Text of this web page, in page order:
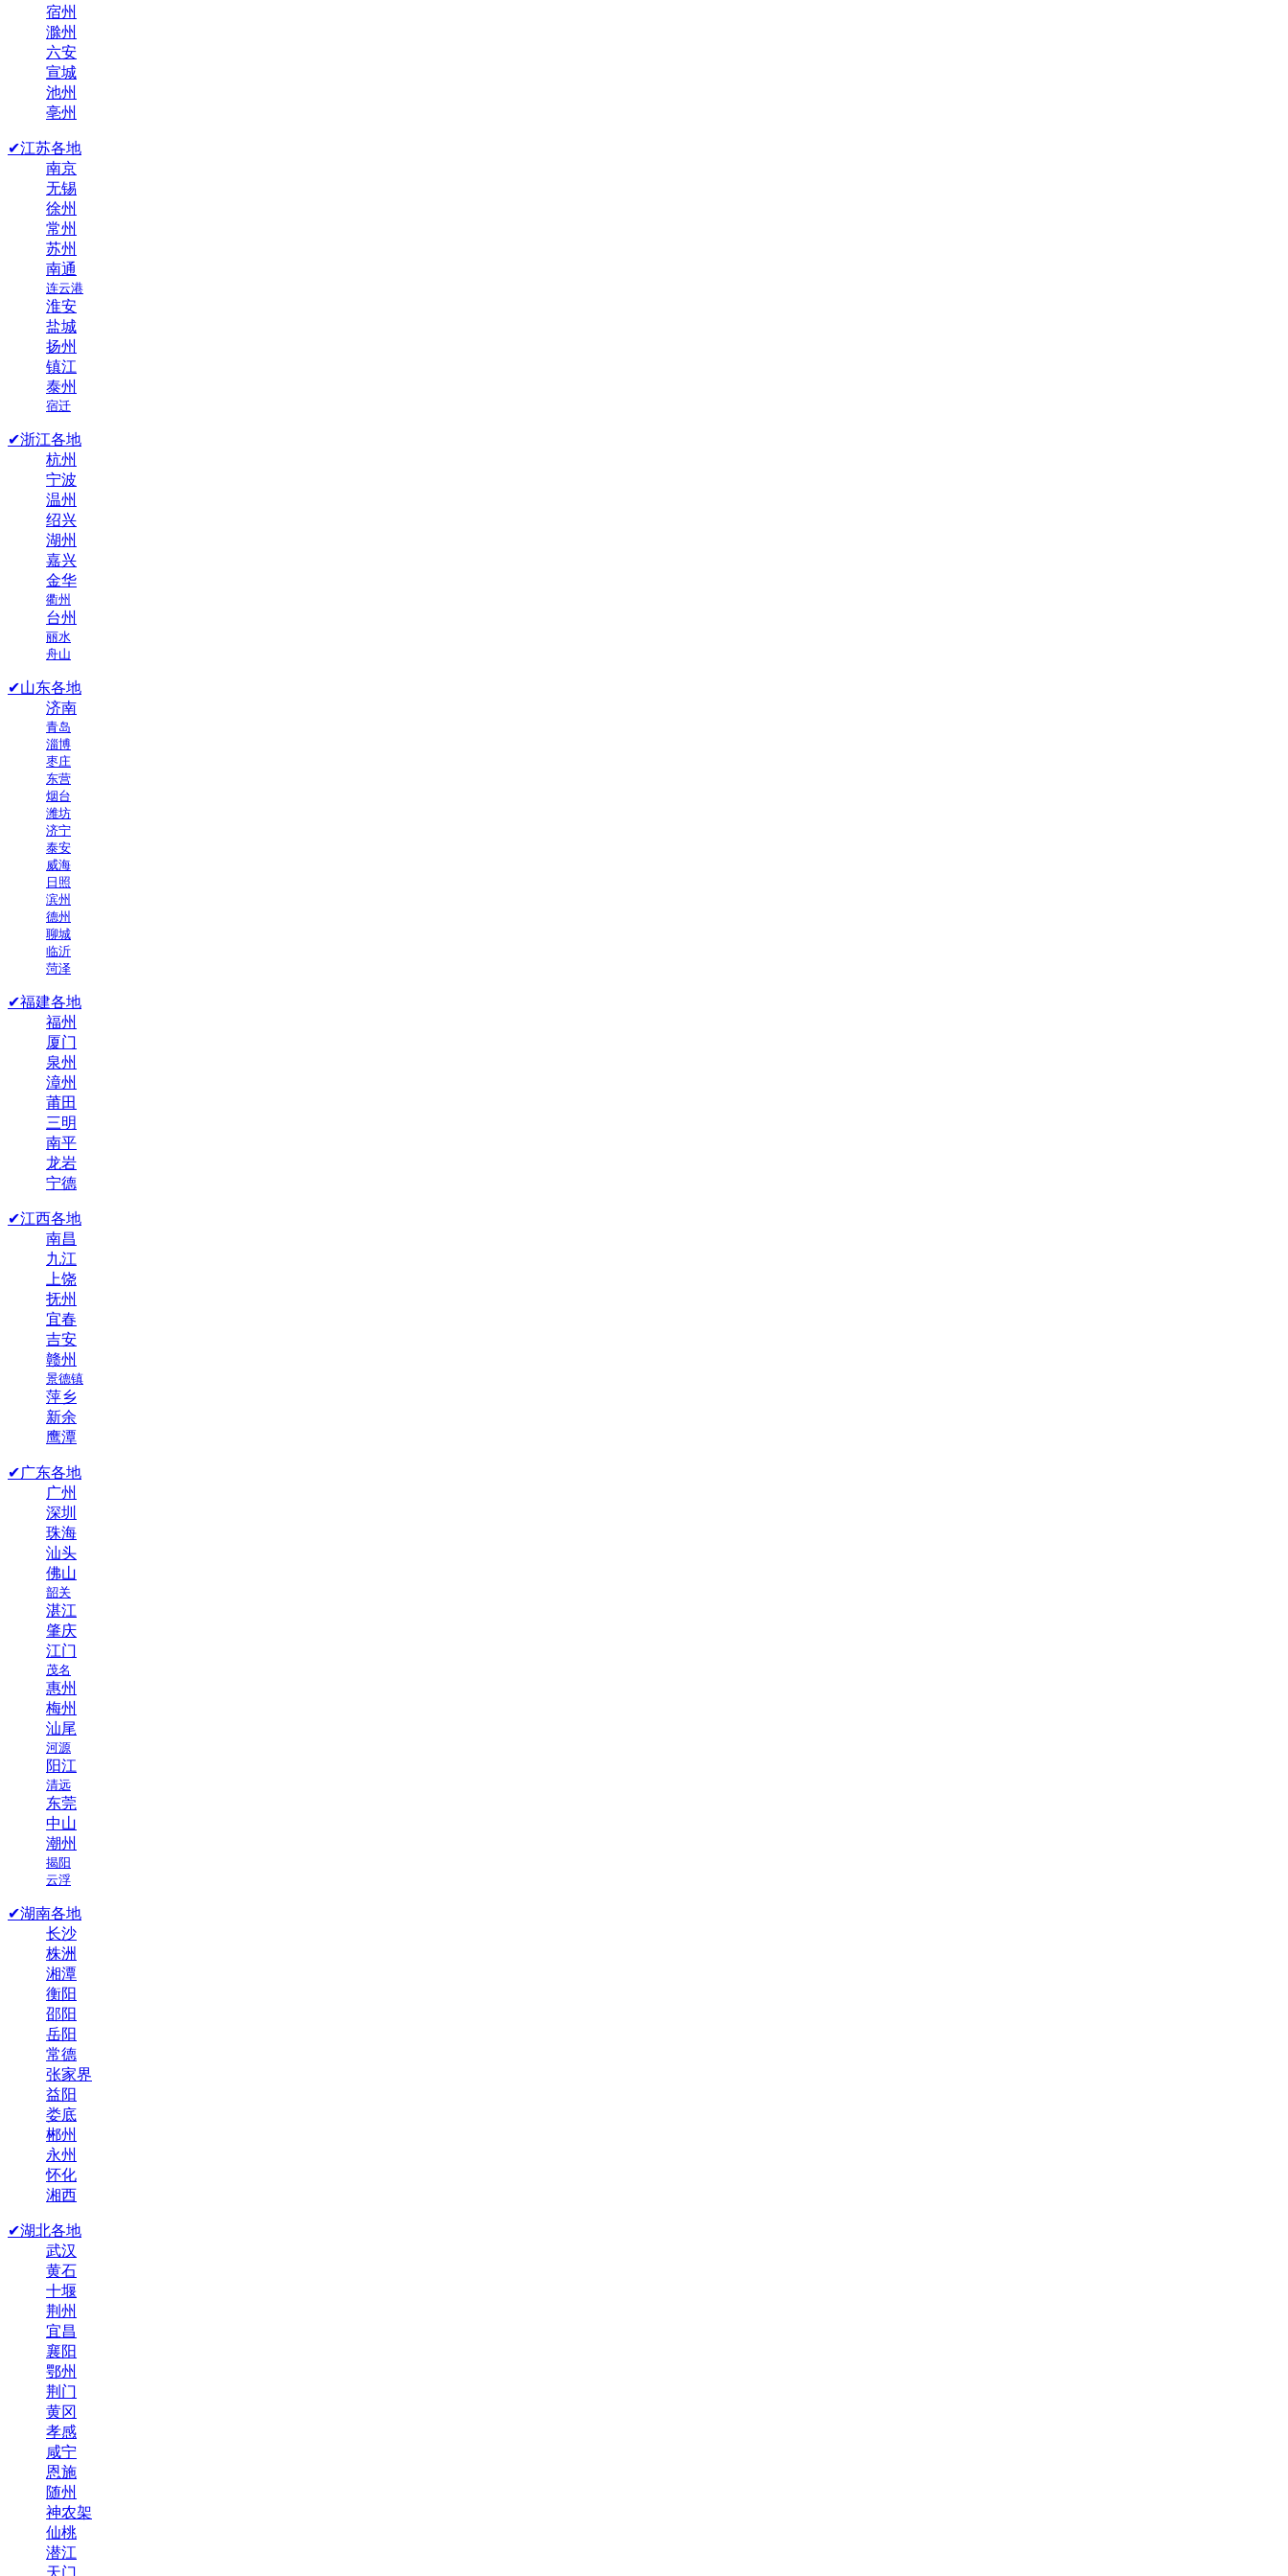
宿州
滁州
六安
宣城
池州
亳州
✔江苏各地
南京
无锡
徐州
常州
苏州
南通
连云港
淮安
盐城
扬州
镇江
泰州
宿迁
✔浙江各地
杭州
宁波
温州
绍兴
湖州
嘉兴
金华
衢州
台州
丽水
舟山
✔山东各地
济南
青岛
淄博
枣庄
东营
烟台
潍坊
济宁
泰安
威海
日照
滨州
德州
聊城
临沂
菏泽
✔福建各地
福州
厦门
泉州
漳州
莆田
三明
南平
龙岩
宁德
✔江西各地
南昌
九江
上饶
抚州
宜春
吉安
赣州
景德镇
萍乡
新余
鹰潭
✔广东各地
广州
深圳
珠海
汕头
佛山
韶关
湛江
肇庆
江门
茂名
惠州
梅州
汕尾
河源
阳江
清远
东莞
中山
潮州
揭阳
云浮
✔湖南各地
长沙
株洲
湘潭
衡阳
邵阳
岳阳
常德
张家界
益阳
娄底
郴州
永州
怀化
湘西
✔湖北各地
武汉
黄石
十堰
荆州
宜昌
襄阳
鄂州
荆门
黄冈
孝感
咸宁
恩施
随州
神农架
仙桃
潜江
天门